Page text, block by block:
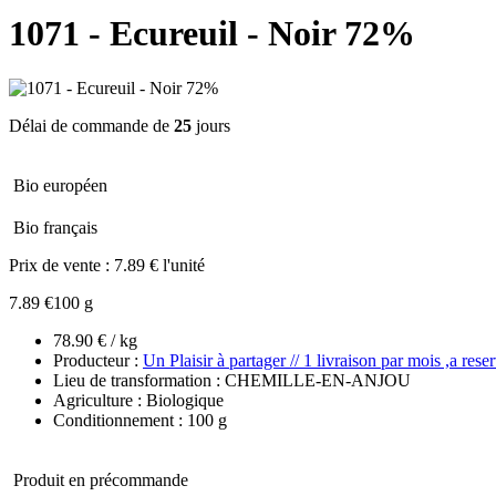
1071 - Ecureuil - Noir 72%
Délai de commande de 25 jours
Bio européen
Bio français
Prix de vente : 7.89 € l'unité
7.89 €100 g
78.90 € / kg
Producteur : Un Plaisir à partager // 1 livraison par mois ,a
Lieu de transformation : CHEMILLE-EN-ANJOU
Agriculture : Biologique
Conditionnement : 100 g
Produit en précommande